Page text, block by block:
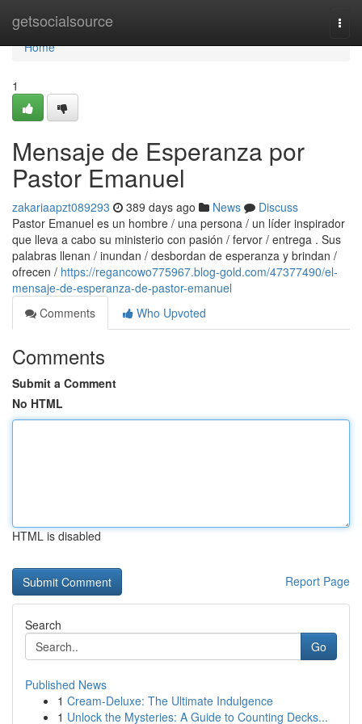
getsocialsource
Home
Home
1
Mensaje de Esperanza por
Pastor Emanuel
zakariaapzt089293 389 days ago News
Discuss
Pastor Emanuel es un hombre / una persona / un líder inspirador
que lleva a cabo su ministerio con pasión / fervor / entrega . Sus
palabras llenan / inundan / desbordan de esperanza y brindan /
ofrecen / https://regancowo775967.blog-gold.com/47377490/el-
mensaje-de-esperanza-de-pastor-emanuel
Comments
Who Upvoted
Comments
Submit a Comment
No HTML
HTML is disabled
Report Page
Search
Go
Published News
1 Cream-Deluxe: The Ultimate Indulgence
1 Unlock the Mysteries: A Guide to Counting Decks...